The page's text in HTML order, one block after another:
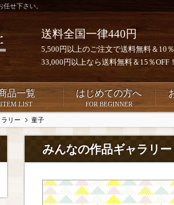
せ下さい。
送料全国一律440円
5,500円以上のご注文で送料無料＆10％
33,000円以上なら送料無料＆15％OFF！
品一覧
ITEM LIST
はじめての方へ
FOR BEGINNER
リー 童子
みんなの作品ギャラリー